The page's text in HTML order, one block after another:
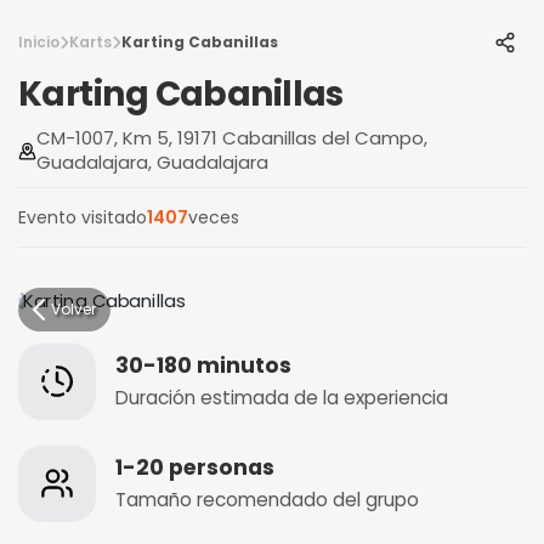
Inicio Karts Karting Cabanillas
Karting Cabanillas
CM-1007, Km 5, 19171 Cabanillas del Campo,
Guadalajara, Guadalajara
Evento visitado1407veces
Volver
30-180 minutos
Duración estimada de la experiencia
1-20 personas
Tamaño recomendado del grupo